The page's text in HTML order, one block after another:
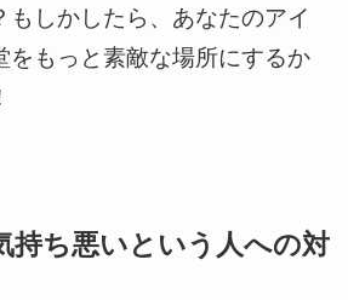
もしかしたら、あなたのアイ
をもっと素敵な場所にするか
持ち悪いという人への対